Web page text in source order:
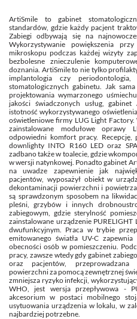
ArtiSmile to gabinet
standardów, gdzie każdy pacjent
Zabiegi odbywają się na
Wykorzystywanie powiększenia
mikroskopu podczas każdej wizyty
bezbolesne znieczulenie
doznania. ArtiSmile to nie tylko
implantologia czy
stomatologicznych gabinetu. Jak
projektowania wymarzonego
jakości świadczonych usług,
istotność wykorzystywanego
oświetleniowe firmy LUG Light
zainstalowane modułowe oprawy
odpowiedni komfort pracy. Recepcję,
downlighty INTO R160 LED oraz
zadbano także w toalecie, gdzie
w wersji natynkowej. Ponadto gabinet
na uwadze zapewnienie jak
pacjentów, wyposażył obiekt w
dekontaminacji powierzchni i
są sprawdzonym sposobem na
pleśni, grzybów i innych
zabiegowym, gdzie sterylność
zainstalowane urządzenie
dwufunkcyjnym. Praca w trybie
emitowanego światła UV-C
obecności osób w pomieszczeniu.
pracy, zawsze wtedy gdy gabinet
oraz pacjentów, przeprowadzana
powierzchni za pomocą zewnętrznej
zmniejsza ryzyko infekcji,
WHO, jest wersja przepływowa -
akcesorium w postaci mobilnego
usytuowania urządzenia w lokalu, w
najbardziej potrzebne.